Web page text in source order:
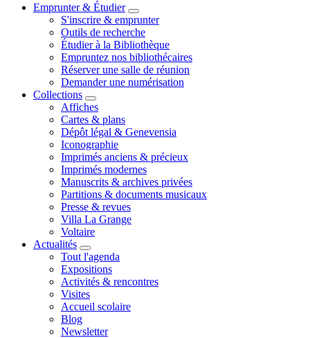
Emprunter & Étudier
S'inscrire & emprunter
Outils de recherche
Étudier à la Bibliothèque
Empruntez nos bibliothécaires
Réserver une salle de réunion
Demander une numérisation
Collections
Affiches
Cartes & plans
Dépôt légal & Genevensia
Iconographie
Imprimés anciens & précieux
Imprimés modernes
Manuscrits & archives privées
Partitions & documents musicaux
Presse & revues
Villa La Grange
Voltaire
Actualités
Tout l'agenda
Expositions
Activités & rencontres
Visites
Accueil scolaire
Blog
Newsletter